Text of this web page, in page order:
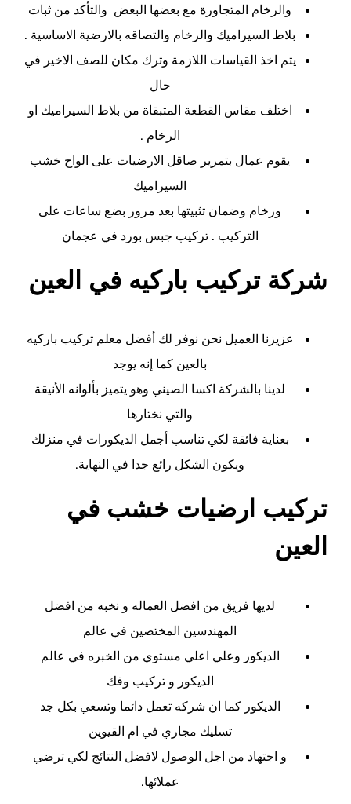
والرخام المتجاورة مع بعضها البعض والتأكد من ثبات
بلاط السيراميك والرخام والتصاقه بالارضية الاساسية .
يتم اخذ القياسات اللازمة وترك مكان للصف الاخير في
حال
اختلف مقاس القطعة المتبقاة من بلاط السيراميك او
الرخام .
يقوم عمال بتمرير صاقل الارضيات على الواح خشب
السيراميك
ورخام وضمان تثبيتها بعد مرور بضع ساعات على
التركيب . تركيب جبس بورد في عجمان
شركة تركيب باركيه في العين
عزيزنا العميل نحن نوفر لك أفضل معلم تركيب باركيه
بالعين كما إنه يوجد
لدينا بالشركة اكسا الصيني وهو يتميز بألوانه الأنيقة
والتي نختارها
بعناية فائقة لكي تناسب أجمل الديكورات في منزلك
ويكون الشكل رائع جدا في النهاية.
تركيب ارضيات خشب في
العين
لديها فريق من افضل العماله و نخبه من افضل
المهندسين المختصين في عالم
الديكور وعلي اعلي مستوي من الخبره في عالم
الديكور و تركيب وفك
الديكور كما ان شركه تعمل دائما وتسعي بكل جد
تسليك مجاري في ام القيوين
و اجتهاد من اجل الوصول لافضل النتائج لكي ترضي
عملائها.